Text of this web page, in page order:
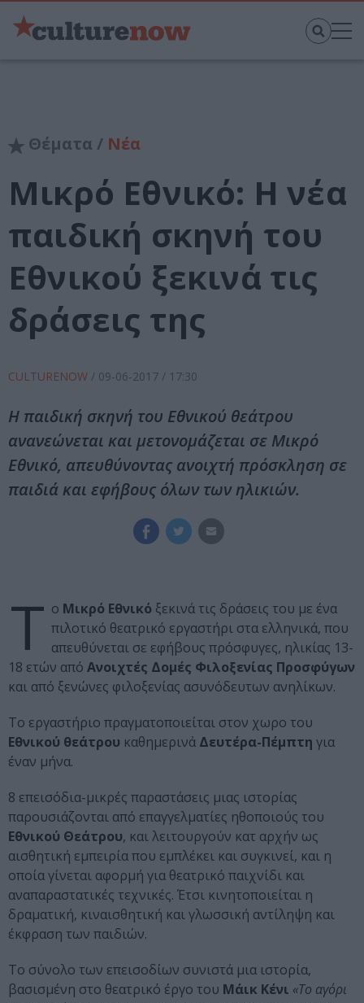
Θέματα / Νέα
Μικρό Εθνικό: Η νέα
παιδική σκηνή του
Εθνικού ξεκινά τις
δράσεις της
CULTURENOW / 09-06-2017 / 17:30
Η παιδική σκηνή του Εθνικού θεάτρου
ανανεώνεται και μετονομάζεται σε Μικρό
Εθνικό, απευθύνοντας ανοιχτή πρόσκληση σε
παιδιά και εφήβους όλων των ηλικιών.
Τ ο Μικρό Εθνικό ξεκινά τις δράσεις του με ένα
πιλοτικό θεατρικό εργαστήρι στα ελληνικά, που
απευθύνεται σε εφήβους πρόσφυγες, ηλικίας 13-
18 ετών από Ανοιχτές Δομές Φιλοξενίας Προσφύγων
και από ξενώνες φιλοξενίας ασυνόδευτων ανηλίκων.
Το εργαστήριο πραγματοποιείται στον χωρο του
Εθνικού θεάτρου καθημερινά Δευτέρα-Πέμπτη για
έναν μήνα.
8 επεισόδια-μικρές παραστάσεις μιας ιστορίας
παρουσιάζονται από επαγγελματίες ηθοποιούς του
Εθνικού Θεάτρου, και λειτουργούν κατ αρχήν ως
αισθητική εμπειρία που εμπλέκει και συγκινεί, και η
οποία γίνεται αφορμή για θεατρικό παιχνίδι και
αναπαραστατικές τεχνικές. Έτσι κινητοποιείται η
δραματική, κιναισθητική και γλωσσική αντίληψη και
έκφραση των παιδιών.
Το σύνολο των επεισοδίων συνιστά μια ιστορία,
βασισμένη στο θεατρικό έργο του Μάικ Κένι «Το αγόρι